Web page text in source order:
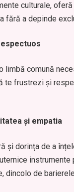
culturale,
fără a depinde
limbă comună
te frustrezi și
și empatia
și dorința de a
instrumente
dincolo de